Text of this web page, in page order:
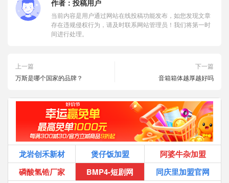
作者： 投稿用户
当前内容是用户通过网站在线投稿功能发布，如您发现文章
存在违规侵权行为，请及时联系网站管理员！我们将第一时
间进行处理。
上一篇
万斯是哪个国家的品牌？
下一篇
音箱箱体越厚越好吗
龙岩创禾新材 煲仔饭加盟
阿婆牛杂加盟
磷酸氢锆厂家
BMP4-短剧网 同庆里加盟官网